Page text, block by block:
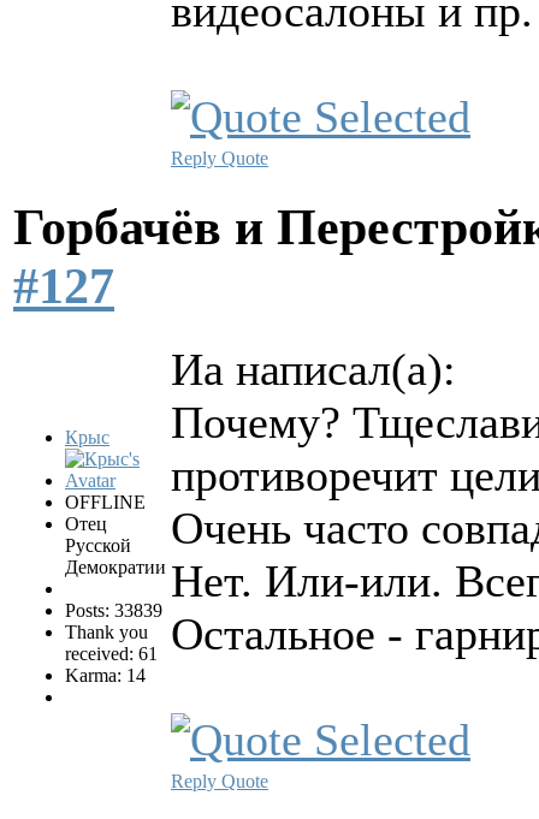
видеосалоны и
Reply Quote
Горбачёв и
#127
Крыс
OFFLINE
Отец
Русской
Демократии
Posts: 33839
Thank you
received: 61
Karma: 14
Иа написал(а):
Почему?
противоречит
Очень часто
Нет. Или-или.
Остальное -
Reply Quote